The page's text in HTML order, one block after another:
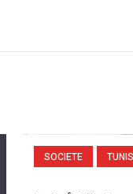
SOCIETE